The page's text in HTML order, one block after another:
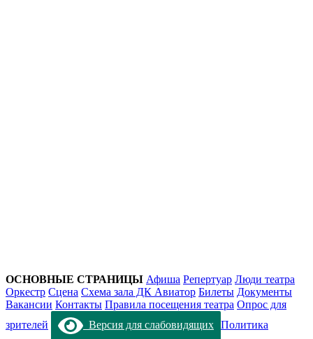
ОСНОВНЫЕ СТРАНИЦЫ Афиша Репертуар Люди театра
Оркестр Сцена Схема зала ДК Авиатор Билеты Документы
Вакансии Контакты Правила посещения театра Опрос для
зрителей
Версия для слабовидящих Политика